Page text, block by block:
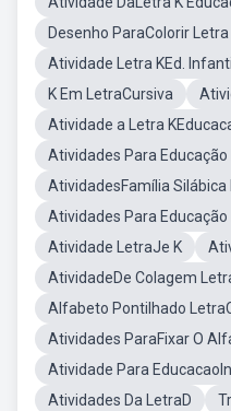
Desenho ParaColorir Letra
Atividade Letra KEd. Infantil
K Em LetraCursiva
Atividade a Letra
Atividades Para
AtividadesFamília Silábica
Atividades Para
Atividade LetraJe K
AtividadeDe Colagem
Alfabeto Pontilhado
Atividades ParaFixar O
Atividade Para
Atividades Da LetraD